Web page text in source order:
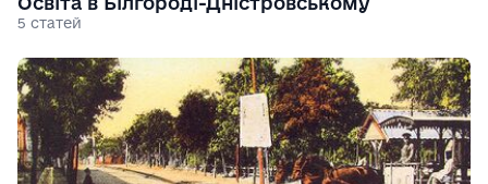
5 статей